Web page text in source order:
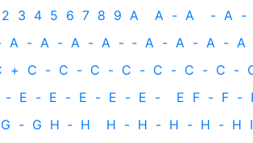
2 3 4 5 6 7 8 9 A A - A - A -
A - A - A - A - ‐ A - A - A - A
+ C - C - C - C - C - C - C -
- E - E - E - E - E - E F - F -
G - G H ‐ H H - H - H - H - H I